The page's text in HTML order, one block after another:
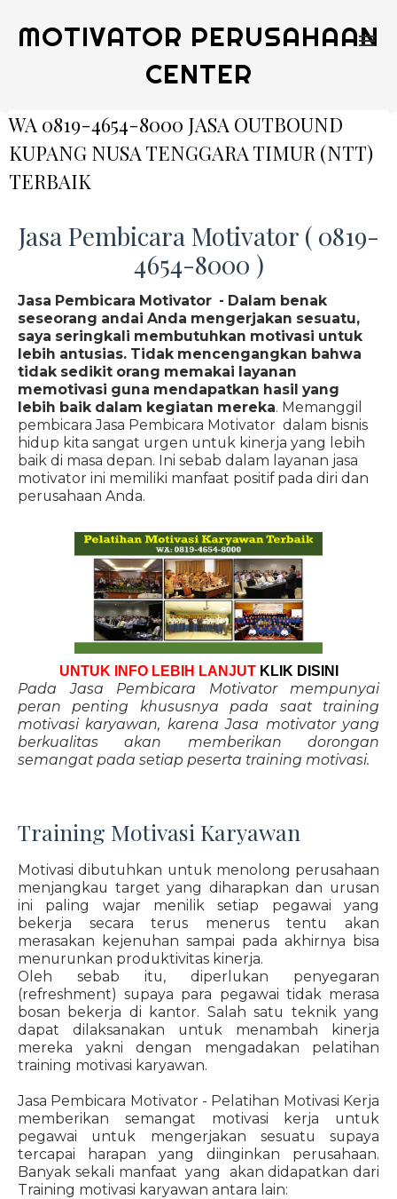
MOTIVATOR PERUSAHAAN
CENTER
WA 0819-4654-8000 JASA OUTBOUND
KUPANG NUSA TENGGARA TIMUR (NTT)
TERBAIK
Jasa Pembicara Motivator ( 0819-
4654-8000 )
Jasa Pembicara Motivator - Dalam benak
seseorang andai Anda mengerjakan sesuatu,
saya seringkali membutuhkan motivasi untuk
lebih antusias. Tidak mencengangkan bahwa
tidak sedikit orang memakai layanan
memotivasi guna mendapatkan hasil yang
lebih baik dalam kegiatan mereka. Memanggil
pembicara Jasa Pembicara Motivator dalam bisnis
hidup kita sangat urgen untuk kinerja yang lebih
baik di masa depan. Ini sebab dalam layanan jasa
motivator ini memiliki manfaat positif pada diri dan
perusahaan Anda.
UNTUK INFO LEBIH LANJUT KLIK DISINI
Pada Jasa Pembicara Motivator mempunyai
peran penting khususnya pada saat training
motivasi karyawan, karena Jasa motivator yang
berkualitas akan memberikan dorongan
semangat pada setiap peserta training motivasi.
Training Motivasi Karyawan
Motivasi dibutuhkan untuk menolong perusahaan
menjangkau target yang diharapkan dan urusan
ini paling wajar menilik setiap pegawai yang
bekerja secara terus menerus tentu akan
merasakan kejenuhan sampai pada akhirnya bisa
menurunkan produktivitas kinerja.
Oleh sebab itu, diperlukan penyegaran
(refreshment) supaya para pegawai tidak merasa
bosan bekerja di kantor. Salah satu teknik yang
dapat dilaksanakan untuk menambah kinerja
mereka yakni dengan mengadakan pelatihan
training motivasi karyawan.
Jasa Pembicara Motivator - Pelatihan Motivasi Kerja
memberikan semangat motivasi kerja untuk
pegawai untuk mengerjakan sesuatu supaya
tercapai harapan yang diinginkan perusahaan.
Banyak sekali manfaat yang akan didapatkan dari
Training motivasi karyawan antara lain: